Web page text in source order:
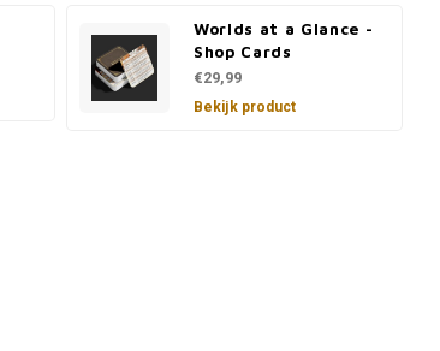
Worlds at a Glance -
Shop Cards
€29,99
Bekijk product